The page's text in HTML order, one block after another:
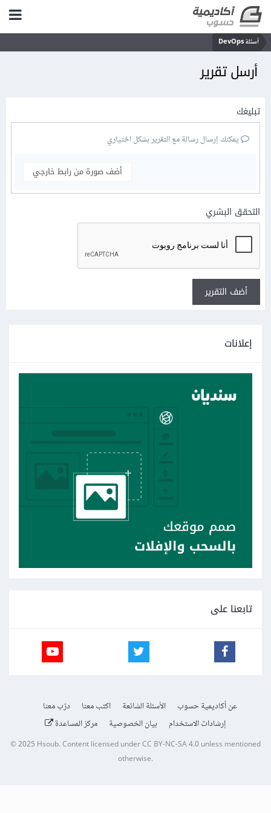
أسئلة DevOps
أرسل تقرير
تبليغك
يمكنك إرسال رسالة مع التقرير بشكل اختياري
أضف صورة من رابط خارجي
التحقق البشري
أضف التقرير
إعلانات
تابعنا على
عن أكاديمية حسوب الأسئلة الشائعة اكتب معنا
درّب معنا
إرشادات الاستخدام
بيان الخصوصية مركز المساعدة
© 2025 Hsoub.Content licensed underCC BY-NC-SA 4.0unless mentioned
otherwise.